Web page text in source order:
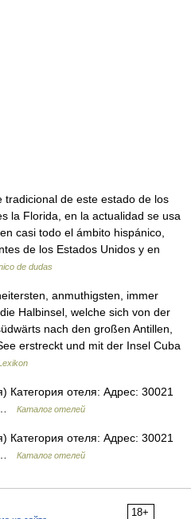
de este estado de los
la Florida, en la actualidad se usa
casi todo el ámbito hispánico,
de los Estados Unidos y en
de dudas
anmuthigsten, immer
Halbinsel, welche sich von der
nach den großen Antillen,
erstreckt und mit der Insel Cuba
отеля: Адрес: 30021
…
Каталог отелей
отеля: Адрес: 30021
…
Каталог отелей
18+